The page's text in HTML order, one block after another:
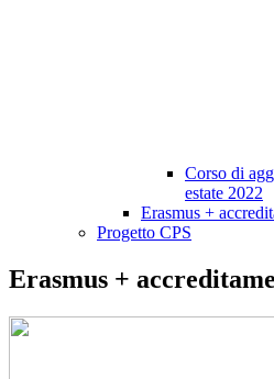
Corso di
estate 2022
Erasmus +
Progetto CPS
Erasmus +